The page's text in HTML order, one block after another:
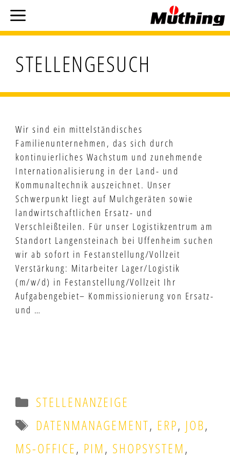
ZUM
INHALT
Menü
STELLENGESUCH
Wir sind ein mittelständisches
Familienunternehmen, das sich durch
kontinuierliches Wachstum und zunehmende
Internationalisierung in der Land- und
Kommunaltechnik auszeichnet. Unser
Schwerpunkt liegt auf Mulchgeräten sowie
landwirtschaftlichen Ersatz- und
Verschleißteilen. Für unser Logistikzentrum am
Standort Langensteinach bei Uffenheim suchen
wir ab sofort in Festanstellung/Vollzeit
Verstärkung: Mitarbeiter Lager/Logistik
(m/w/d) in Festanstellung/Vollzeit Ihr
Aufgabengebiet– Kommissionierung von Ersatz-
und …
Kategorien
STELLENANZEIGE
Schlagwörter
DATENMANAGEMENT, ERP, JOB,
MS-OFFICE, PIM, SHOPSYSTEM,